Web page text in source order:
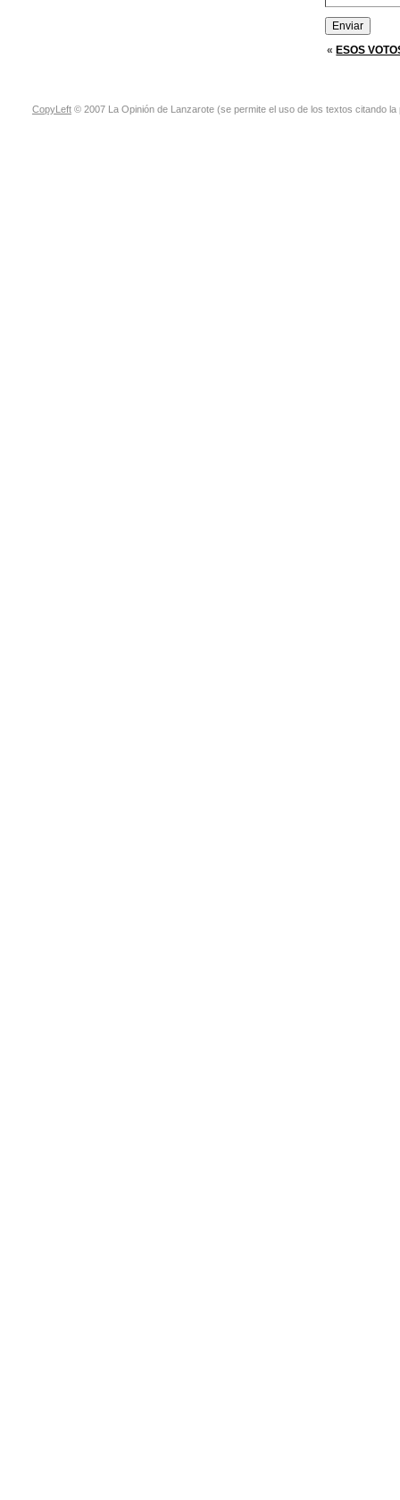
« ESOS
CopyLeft © 2007 La Opinión de Lanzarote (se permite el uso de los textos citando